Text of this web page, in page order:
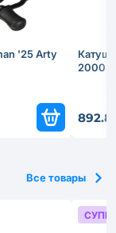
'25 Arty
2000S
892.8
Все товары